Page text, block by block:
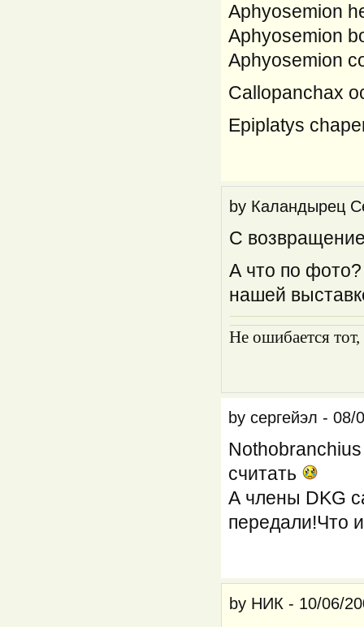
Aphyosemion
Aphyosemion
Aphyosemion
Callopanchax
Epiplatys
by Каландырец
С
А что по
нашей
Не ошибается тот,
byсергейэл -08/
считать
А члены DKG
передали!Что
by НИК - 10/06/